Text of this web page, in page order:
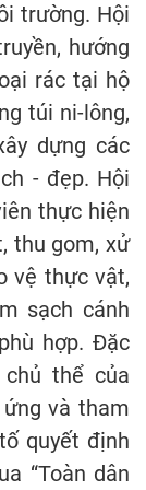
trường. Hội
hướng
rác tại hộ
túi ni-lông,
dựng các
- đẹp. Hội
thực hiện
thu gom, xử
vệ thực vật,
sạch cánh
hợp. Đặc
thể của
và tham
quyết định
“Toàn dân